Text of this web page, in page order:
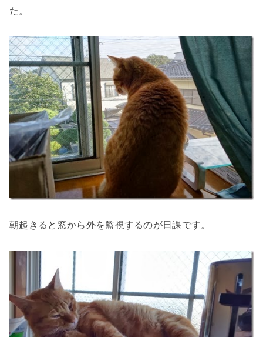
た。
朝起きると窓から外を監視するのが日課です。